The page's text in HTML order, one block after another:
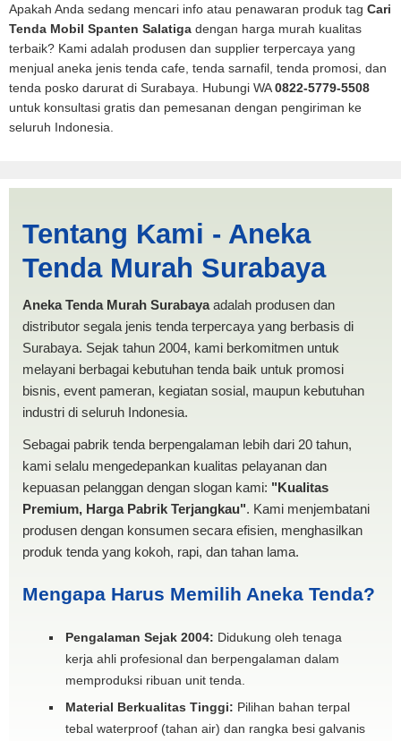
Apakah Anda sedang mencari info atau penawaran produk tag Cari
Tenda Mobil Spanten Salatiga dengan harga murah kualitas
terbaik? Kami adalah produsen dan supplier terpercaya yang
menjual aneka jenis tenda cafe, tenda sarnafil, tenda promosi, dan
tenda posko darurat di Surabaya. Hubungi WA0822-5779-5508
untuk konsultasi gratis dan pemesanan dengan pengiriman ke
seluruh Indonesia.
Salatiga | PRODUKSI ANEKA
TENDA MURAH
Tentang Kami - Aneka
Tenda Murah Surabaya
Aneka Tenda Murah Surabayaadalah produsen dan
distributor segala jenis tenda terpercaya yang berbasis di
Surabaya. Sejak tahun 2004, kami berkomitmen untuk
melayani berbagai kebutuhan tenda baik untuk promosi
bisnis, event pameran, kegiatan sosial, maupun kebutuhan
industri di seluruh Indonesia.
Sebagai pabrik tenda berpengalaman lebih dari 20 tahun,
kami selalu mengedepankan kualitas pelayanan dan
kepuasan pelanggan dengan slogan kami: "Kualitas
Premium, Harga Pabrik Terjangkau". Kami menjembatani
produsen dengan konsumen secara efisien, menghasilkan
produk tenda yang kokoh, rapi, dan tahan lama.
Mengapa Harus Memilih Aneka Tenda?
Pengalaman Sejak 2004: Didukung oleh tenaga
kerja ahli profesional dan berpengalaman dalam
memproduksi ribuan unit tenda.
Material Berkualitas Tinggi: Pilihan bahan terpal
tebal waterproof (tahan air) dan rangka besi galvanis